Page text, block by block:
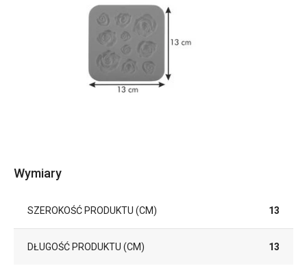
Wymiary
SZEROKOŚĆ PRODUKTU (CM) 13
DŁUGOŚĆ PRODUKTU (CM) 13